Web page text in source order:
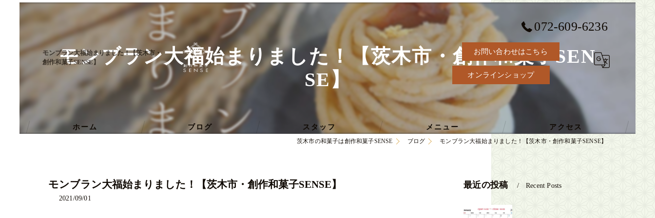
モンブラン大福始まりました！【茨木市・
創作和菓子SENSE】
072-609-6236
お問い合わせはこちら
オンラインショップ
ホーム ブログ スタッフ メニュー アクセス
モンブラン大福始まりました！【茨木市・創作和菓子SEN
SE】
茨木市の和菓子は創作和菓子SENSE ブログ モンブラン大福始まりました！【茨木市・創作和菓子SENSE】
モンブラン大福始まりました！【茨木市・創作和菓子SENSE】
2021/09/01
最近の投稿 Recent Posts